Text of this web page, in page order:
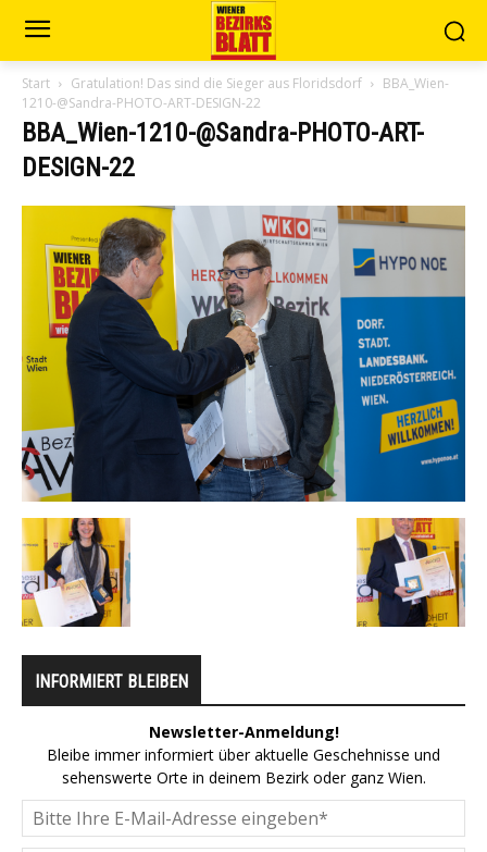
Start Gratulation! Das sind die Sieger aus Floridsdorf
BBA_Wien-
1210-@Sandra-PHOTO-ART-DESIGN-22
BBA_Wien-1210-@Sandra-PHOTO-ART-
DESIGN-22
INFORMIERT BLEIBEN
Newsletter-Anmeldung!
Bleibe immer informiert über aktuelle Geschehnisse und
sehenswerte Orte in deinem Bezirk oder ganz Wien.